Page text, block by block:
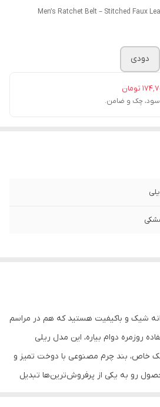
Men’s Ratchet Belt – Stitched Faux
دودی
تومان
شیک و باکیفیت هستید که هم در مراسم
روزمره دوام بیاره، این مدل ریلی
خاص، بند چرم مصنوعی با دوخت تمیز و
رو به یکی از پرفروش‌ترین‌ها تبدیل